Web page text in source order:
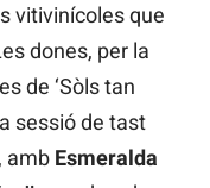
vitivinícoles que
dones, per la
de ‘Sòls tan
sessió de tast
amb Esmeralda